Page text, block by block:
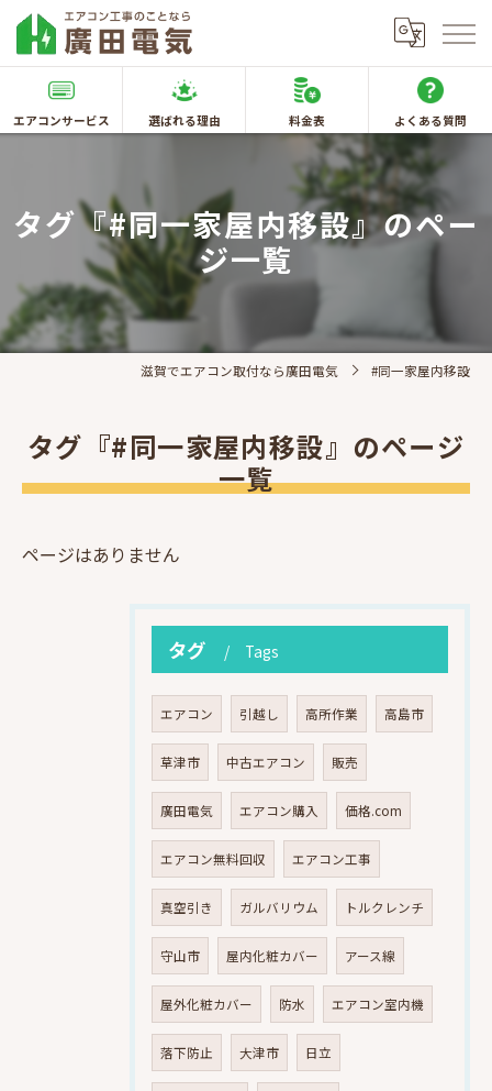
エアコンサービス 選ばれる理由 料金表 よくある質問
タグ『#同一家屋内移設』のペー
ジ一覧
滋賀でエアコン取付なら廣田電気 #同一家屋内移設
タグ『#同一家屋内移設』のページ
一覧
ページはありません
タグ Tags
エアコン 引越し 高所作業 高島市
草津市 中古エアコン 販売
廣田電気 エアコン購入 価格.com
エアコン無料回収 エアコン工事
真空引き ガルバリウム トルクレンチ
守山市 屋内化粧カバー アース線
屋外化粧カバー 防水 エアコン室内機
落下防止 大津市 日立